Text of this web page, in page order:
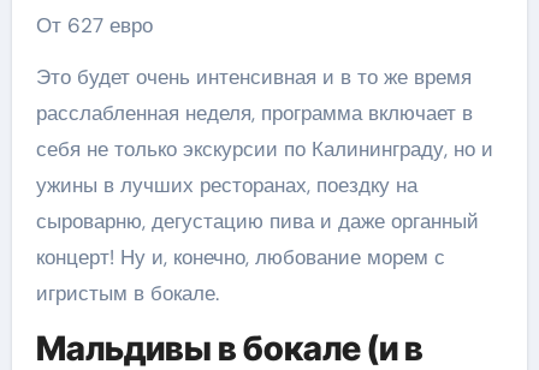
От 627 евро
Это будет очень интенсивная и в то же время
расслабленная неделя, программа включает в
себя не только экскурсии по Калининграду, но и
ужины в лучших ресторанах, поездку на
сыроварню, дегустацию пива и даже органный
концерт! Ну и, конечно, любование морем с
игристым в бокале.
Мальдивы в бокале (и в